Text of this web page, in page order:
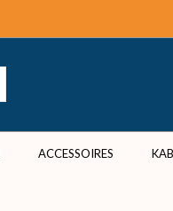
ACCESSOIRES